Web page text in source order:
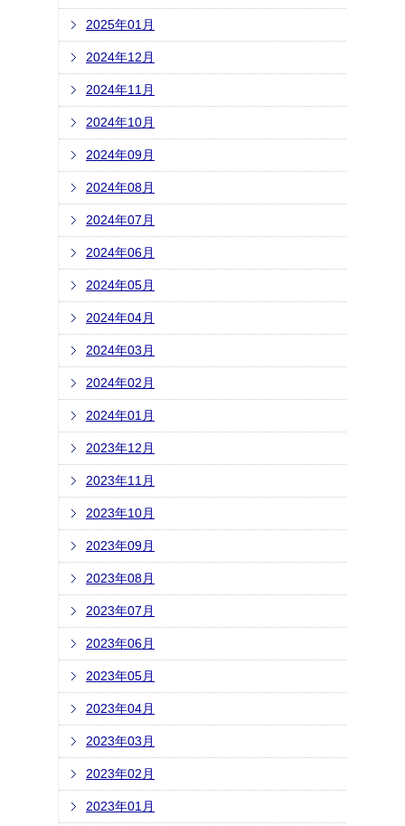
2025年01月
2024年12月
2024年11月
2024年10月
2024年09月
2024年08月
2024年07月
2024年06月
2024年05月
2024年04月
2024年03月
2024年02月
2024年01月
2023年12月
2023年11月
2023年10月
2023年09月
2023年08月
2023年07月
2023年06月
2023年05月
2023年04月
2023年03月
2023年02月
2023年01月